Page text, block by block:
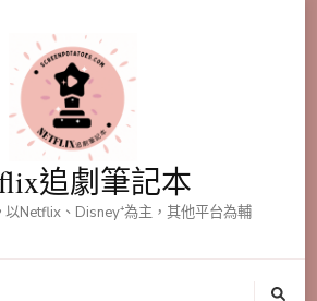
追劇筆記本
以Netflix、Disney⁺為主，其他平台為輔